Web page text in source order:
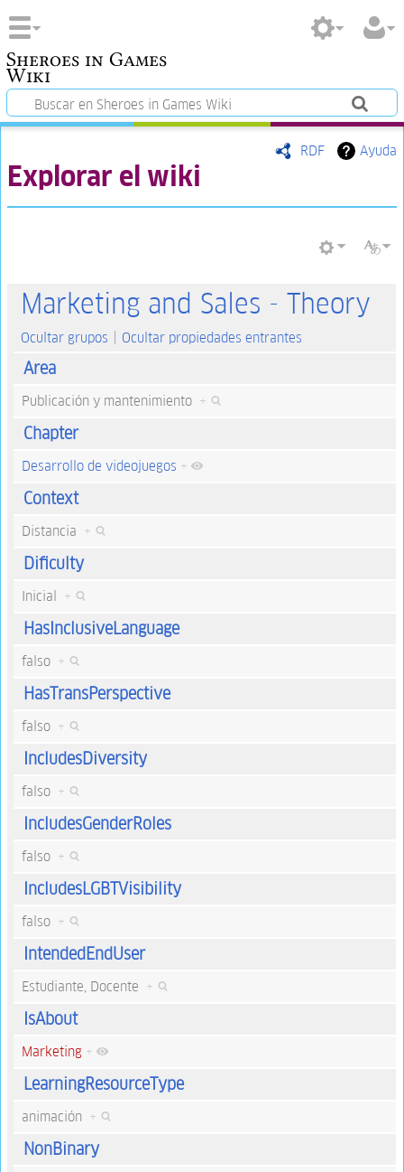
Sheroes in Games
Wiki
RDF Ayuda
Explorar el wiki
Marketing and Sales - Theory
Ocultar grupos Ocultar propiedades entrantes
Area
Publicación y mantenimiento +
Chapter
Desarrollo de videojuegos +
Context
Distancia +
Dificulty
Inicial +
HasInclusiveLanguage
falso +
HasTransPerspective
falso +
IncludesDiversity
falso +
IncludesGenderRoles
falso +
IncludesLGBTVisibility
falso +
IntendedEndUser
Estudiante, Docente +
IsAbout
Marketing +
LearningResourceType
animación +
NonBinary